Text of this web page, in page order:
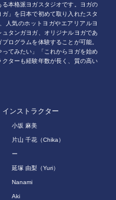
本格派ヨガスタジオです。ヨガの
」を日本で初めて取り入れたスタ
人気のホットヨガやエアリアルヨ
タンガヨガ、オリジナルヨガであ
ログラムを体験することが可能。
ってみたい」「これからヨガを始め
ターも経験年数が長く、質の高い
インストラクター
小坂 麻美
片山 千花（Chika）
ー
延塚 由梨（Yuri）
Nanami
Aki